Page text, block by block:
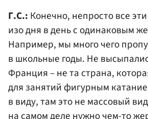
Г.С.: Конечно, непросто все
изо дня в день с одинаковым
Например, мы много чего
в школьные годы. Не
Франция – не та страна,
для занятий фигурным
в виду, там это не массовый
на самом деле нужно чем-то